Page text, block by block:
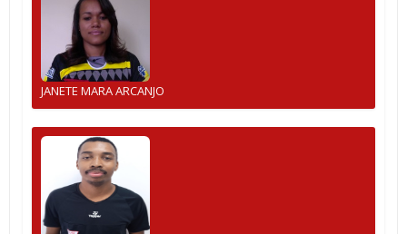
JANETE MARA ARCANJO